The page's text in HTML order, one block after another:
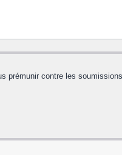
prémunir contre les